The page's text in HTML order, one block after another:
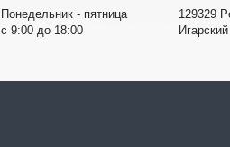
Понедельник - пятница
с 9:00 до 18:00
129329